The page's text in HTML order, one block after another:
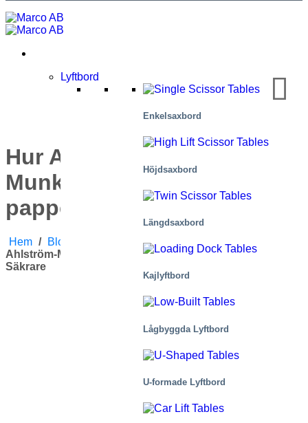
Lyftbord
Enkelsaxbord
Höjdsaxbord
Längdsaxbord
Kajlyftbord
Lågbyggda Lyftbord
U-formade Lyftbord
Hur Andritz och Ahlström-
Munksjö gör massa- och
pappersindustrin säkrare
Hem / Blogg Tillämpningar
Hur Andritz Och
Ahlström-Munksjö Gör Massa- Och Pappersindustrin
Säkrare